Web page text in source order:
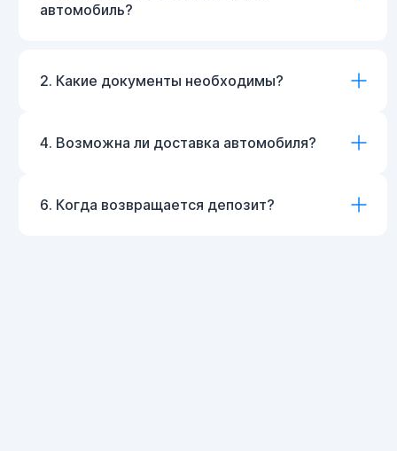
автомобиль?
2. Какие документы необходимы?
4. Возможна ли доставка автомобиля?
6. Когда возвращается депозит?